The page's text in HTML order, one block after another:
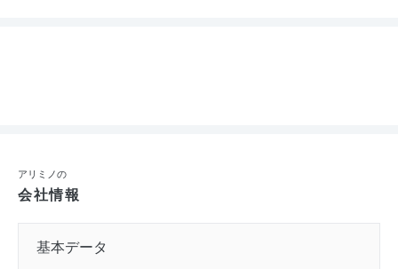
アリミノの
会社情報
基本データ